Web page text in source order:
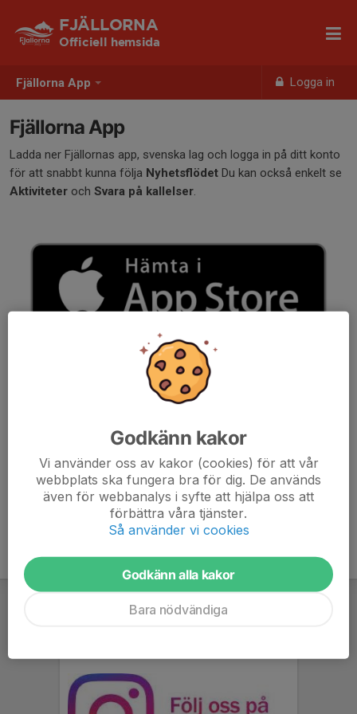
Fjällorna App Logga in
FJÄLLORNA
Officiell hemsida
Fjällorna App
Ladda ner Fjällornas app, svenska lag och logga in på ditt konto
för att snabbt kunna följa Nyhetsflödet Du kan också enkelt se
Aktiviteter och Svara på kallelser.
Godkänn kakor
Vi använder oss av kakor (cookies) för att vår
webbplats ska fungera bra för dig. De används
även för webbanalys i syfte att hjälpa oss att
förbättra våra tjänster.
Så använder vi cookies
Godkänn alla kakor
Bara nödvändiga